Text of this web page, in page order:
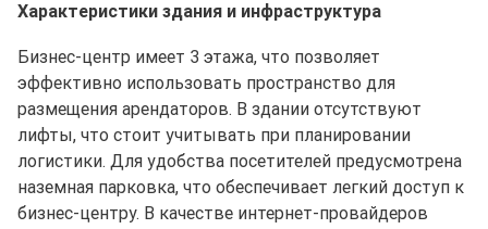
Характеристики здания и инфраструктура
Бизнес-центр имеет 3 этажа, что позволяет
эффективно использовать пространство для
размещения арендаторов. В здании отсутствуют
лифты, что стоит учитывать при планировании
логистики. Для удобства посетителей предусмотрена
наземная парковка, что обеспечивает легкий доступ к
бизнес-центру. В качестве интернет-провайдеров